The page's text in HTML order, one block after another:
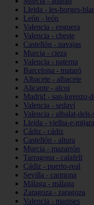
Lleida - les-borges-
León - león
Valencia - enguera
Valencia - cheste
Castellón - navajas
Murcia - cieza
Valencia - paterna
Barcelona - mataró
Albacete - albacete
Alicante - alcoi
Madrid - san-lorenzo-
Valencia - sedaví
Valencia - albalat-
Lleida - vielha-e-
Cádiz - cádiz
Castellón - altura
Murcia - mazarrón
Tarragona - calafell
Cádiz - puerto-real
Sevilla - carmona
Málaga - málaga
Zaragoza - zaragoza
Valencia - manises